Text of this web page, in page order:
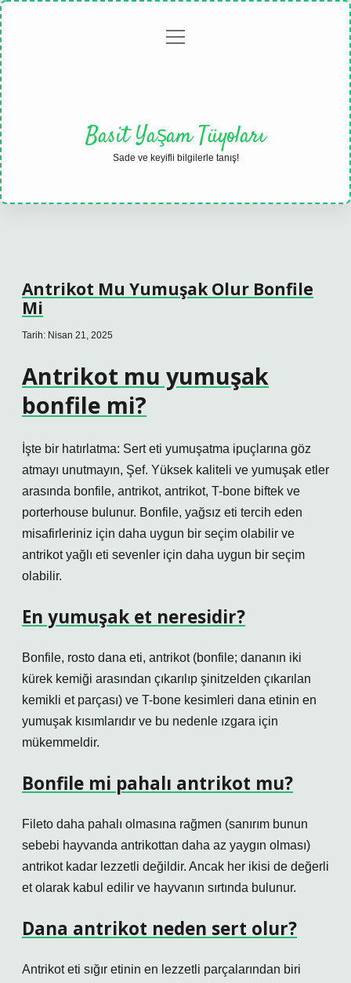
Gizlilikmenüyü
Basit Yaşam Tüyoları
Sade ve keyifli bilgilerle tanış!
Antrikot Mu Yumuşak Olur Bonfile
Mi
Tarih: Nisan 21, 2025
Antrikot mu yumuşak
bonfile mi?
İşte bir hatırlatma: Sert eti yumuşatma ipuçlarına göz
atmayı unutmayın, Şef. Yüksek kaliteli ve yumuşak etler
arasında bonfile, antrikot, antrikot, T-bone biftek ve
porterhouse bulunur. Bonfile, yağsız eti tercih eden
misafirleriniz için daha uygun bir seçim olabilir ve
antrikot yağlı eti sevenler için daha uygun bir seçim
olabilir.
En yumuşak et neresidir?
Bonfile, rosto dana eti, antrikot (bonfile; dananın iki
kürek kemiği arasından çıkarılıp şinitzelden çıkarılan
kemikli et parçası) ve T-bone kesimleri dana etinin en
yumuşak kısımlarıdır ve bu nedenle ızgara için
mükemmeldir.
Bonfile mi pahalı antrikot mu?
Fileto daha pahalı olmasına rağmen (sanırım bunun
sebebi hayvanda antrikottan daha az yaygın olması)
antrikot kadar lezzetli değildir. Ancak her ikisi de değerli
et olarak kabul edilir ve hayvanın sırtında bulunur.
Dana antrikot neden sert olur?
Antrikot eti sığır etinin en lezzetli parçalarından biri